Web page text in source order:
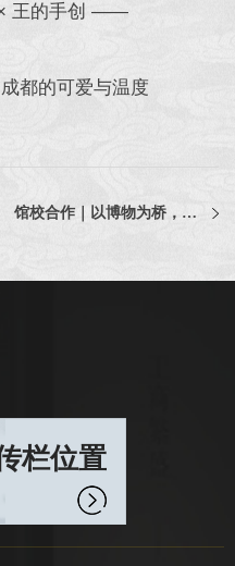
王的手创 ——
都的可爱与温度
馆校合作｜以博物为桥，探万物共生——记成博与树德东区的生物双师探究课
栏位置